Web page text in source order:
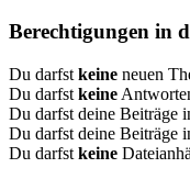
Berechtigungen in
Du darfst keine neuen
Du darfst keine
Du darfst deine Beiträge
Du darfst deine Beiträge
Du darfst keine